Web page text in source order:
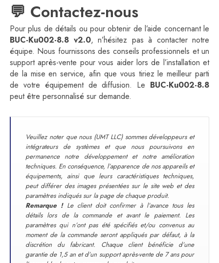
💬 Contactez-nous
Pour plus de détails ou pour obtenir de l’aide concernant le
BUC-Ku002-8.8 v2.0, n’hésitez pas à contacter notre
équipe. Nous fournissons des conseils professionnels et un
support après-vente pour vous aider lors de l’installation et
de la mise en service, afin que vous tiriez le meilleur parti
de votre équipement de diffusion. Le BUC-Ku002-8.8
peut être personnalisé sur demande.
Veuillez noter que nous (UMT LLC) sommes développeurs et
intégrateurs de systèmes et que nous poursuivons en
permanence notre développement et notre amélioration
techniques. En conséquence, l’apparence de nos appareils et
équipements, ainsi que leurs caractéristiques techniques,
peut différer des images présentées sur le site web et des
paramètres indiqués sur la page de chaque produit.
Remarque !Le client doit confirmer à l’avance tous les
détails lors de la commande et avant le paiement. Les
paramètres qui n’ont pas été spécifiés et/ou convenus au
moment de la commande seront appliqués par défaut, à la
discrétion du fabricant. Chaque client bénéficie d’une
garantie de 1,5 an et d’un support après-vente de 7 ans pour